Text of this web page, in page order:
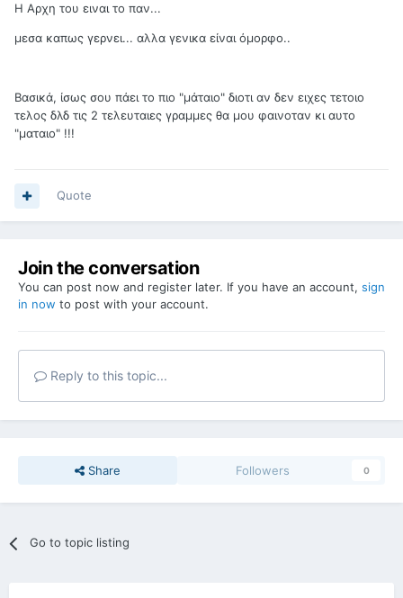
Η Αρχη του ειναι το παν...
μεσα καπως γερνει... αλλα γενικα είναι όμορφο..
Βασικά, ίσως σου πάει το πιο "μάταιο" διοτι αν δεν ειχες τετοιο
τελος δλδ τις 2 τελευταιες γραμμες θα μου φαινοταν κι αυτο
"ματαιο" !!!
Quote
Join the conversation
You can post now and register later. If you have an account, sign
in now to post with your account.
Reply to this topic...
Share Followers 0
Go to topic listing